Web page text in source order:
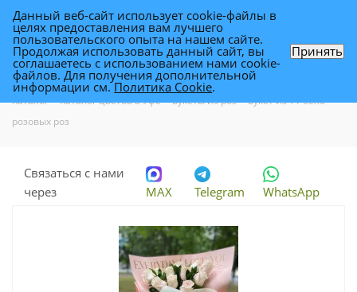
Букет из 11 бело-розовых роз
Каталог - Каталог цветов в Уфе - Букеты из роз - Букет из 11 бело-
розовых роз
Связаться с нами
через
MAX Telegram WhatsApp
Данный веб-сайт использует cookie-файлы в
целях предоставления вам лучшего
пользовательского опыта на нашем сайте.
Продолжая использовать данный сайт, вы
соглашаетесь с использованием нами cookie-
файлов. Для получения дополнительной
информации см.Политика Cookie.
Принять